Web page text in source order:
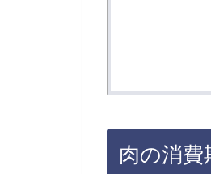
肉の消